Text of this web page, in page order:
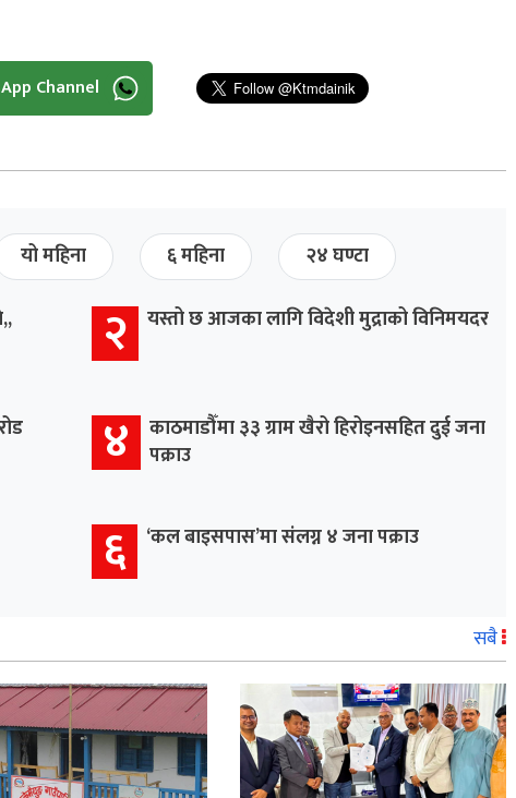
Channel
यो महिना ६ महिना २४ घण्टा
२ यस्तो छ आजका लागि विदेशी मुद्राको विनिमयदर
४
काठमाडौँमा ३३ ग्राम खैरो हिरोइनसहित दुई जना
पक्राउ
६ ‘कल बाइसपास’मा संलग्न ४ जना पक्राउ
सबै